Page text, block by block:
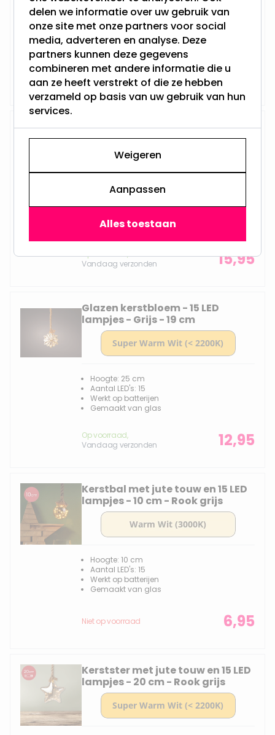
Hoogte: 21 cm
Aantal LED's: 15
Werkt op batterijen
Gemaakt van glas
Op voorraad,
Vandaag verzonden
15,95
Kerst Micro LED ui lamp - 15 LED
lampjes - Zilver - 20 cm
Hoogte: 21 cm
Aantal LED's: 15
Gemaakt van glas
Op voorraad,
Vandaag verzonden
15,95
Glazen kerstbloem - 15 LED
lampjes - Grijs - 19 cm
Hoogte: 25 cm
Aantal LED's: 15
Werkt op batterijen
Gemaakt van glas
Op voorraad,
Vandaag verzonden
12,95
Kerstbal met jute touw en 15 LED
lampjes - 10 cm - Rook grijs
Hoogte: 10 cm
Aantal LED's: 15
Werkt op batterijen
Gemaakt van glas
Niet op voorraad 6,95
Kerstster met jute touw en 15 LED
lampjes - 20 cm - Rook grijs
delen we informatie over uw gebruik van
onze site met onze partners voor social
media, adverteren en analyse. Deze
partners kunnen deze gegevens
combineren met andere informatie die u
aan ze heeft verstrekt of die ze hebben
verzameld op basis van uw gebruik van hun
services.
Weigeren
Aanpassen
Alles toestaan